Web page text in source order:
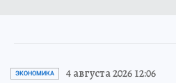
ЭКОНОМИКА 4 августа 2026 12:06